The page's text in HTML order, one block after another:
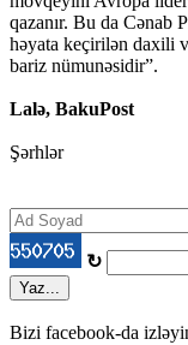
qazanır. Bu da Cənab
həyata keçirilən daxili
bariz nümunəsidir”.
Lalə, BakuPost
Şərhlər
↻
Yaz...
Bizi facebook-da